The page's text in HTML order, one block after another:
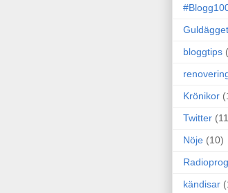
Guldägget
bloggtips
Krönikor
Twitter
Nöje (10)
kändisar